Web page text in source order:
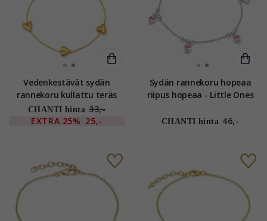
Vedenkestävät sydän
rannekoru kullattu teräs
sydänriipus teräs - OCEANA
CHANTI hinta 33,-
EXTRA 25% 25,-
Sydän rannekoru hopeaa
riipus hopeaa - Little Ones
CHANTI hinta 46,-